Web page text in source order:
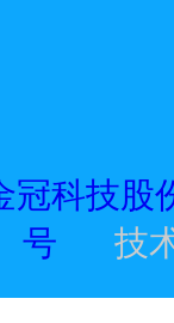
科技股
号
技